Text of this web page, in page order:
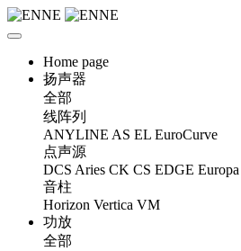
Home page
扬声器
全部
线阵列
ANYLINE AS EL EuroCurve
点声源
DCS Aries CK CS EDGE Europa
音柱
Horizon Vertica VM
功放
全部